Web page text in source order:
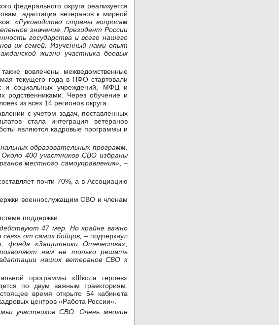
федерального округа реализуется
адаптация ветеранов к мирной
«Руководство страны вопросам
значение. Президент России
государства и всего нашего
их семей. Изученный нами опыт
жизни участника боевых
вовлечены межведомственные
текущего года в ПФО стартовали
и социальных учреждений, МФЦ и
родственниками. Через обучение и
из всех 14 регионов округа.
с учетом задач, поставленных
стала интеграция ветеранов
являются кадровые программы и
образовательных программ.
400 участников СВО избраны
местного самоуправления», –
почти 70%, а в Ассоциацию
военнослужащим СВО и членам
поддержки.
47 мер. Но крайне важно
от самих бойцов, – подчеркнул
фонда «Защитники Отечества»,
позволяют нам не только решать
наших ветеранов СВО к
программы «Школа героев»
по двум важным траекториям:
время открыто 54 кабинета
центров «Работа России».
участников СВО. Очень многие